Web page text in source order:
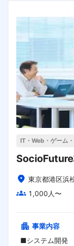
IT・Web・ゲーム
東京都港区浜
1,000人〜
事業内容
■システム開発